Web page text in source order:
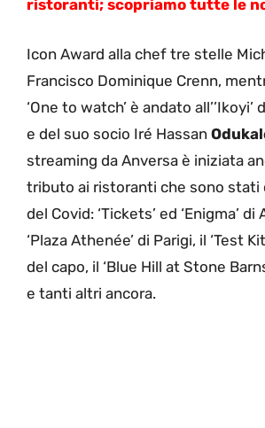
ristoranti; scopriamo tutte le
Icon Award alla chef tre stelle
Francisco Dominique Crenn,
‘One to watch’ è andato
e del suo socio Iré Hassan
streaming da Anversa è iniziata
tributo ai ristoranti che sono stati
del Covid: ‘Tickets’ ed ‘Enigma’
‘Plaza Athenée’ di Parigi, il ‘Test
del capo, il ‘Blue Hill at Stone
e tanti altri ancora.